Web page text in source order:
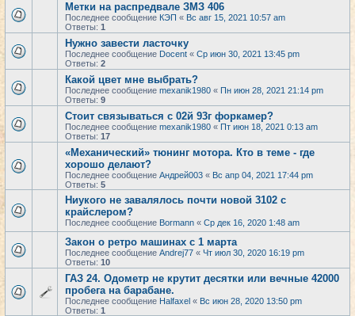
Метки на распредвале ЗМЗ 406
Последнее сообщение КЭП « Вс авг 15, 2021 10:57 am
Ответы: 1
Нужно завести ласточку
Последнее сообщение Docent « Ср июн 30, 2021 13:45 pm
Ответы: 2
Какой цвет мне выбрать?
Последнее сообщение mexanik1980 « Пн июн 28, 2021 21:14 pm
Ответы: 9
Стоит связываться с 02й 93г форкамер?
Последнее сообщение mexanik1980 « Пт июн 18, 2021 0:13 am
Ответы: 17
«Механический» тюнинг мотора. Кто в теме - где
хорошо делают?
Последнее сообщение Андрей003 « Вс апр 04, 2021 17:44 pm
Ответы: 5
Ниукого не завалялось почти новой 3102 с
крайслером?
Последнее сообщение Bormann « Ср дек 16, 2020 1:48 am
Закон о ретро машинах с 1 марта
Последнее сообщение Andrej77 « Чт июл 30, 2020 16:19 pm
Ответы: 10
ГАЗ 24. Одометр не крутит десятки или вечные 42000
пробега на барабане.
Последнее сообщение Halfaxel « Вс июн 28, 2020 13:50 pm
Ответы: 1